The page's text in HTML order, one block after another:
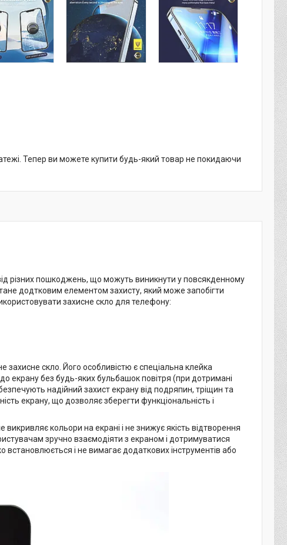
Тепер ви можете купити будь-який товар не покидаючи
різних пошкоджень, що можуть виникнути у повсякденному
додтковим елементом захисту, який може запобігти
захисне скло для телефону:
скло. Його особливістю є спеціальна клейка
екрану без будь-яких бульбашок повітря (при дотримані
надійний захист екрану від подряпин, тріщин та
екрану, що дозволяє зберегти функціональність і
викривляє кольори на екрані і не знижує якість відтворення
зручно взаємодіяти з екраном і дотримуватися
встановлюється і не вимагає додаткових інструментів або